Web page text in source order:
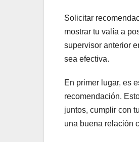
Solicitar
mostrar tu valía a
supervisor anterior
sea efectiva.
En primer lugar, es
recomendación.
juntos, cumplir con
una buena relación